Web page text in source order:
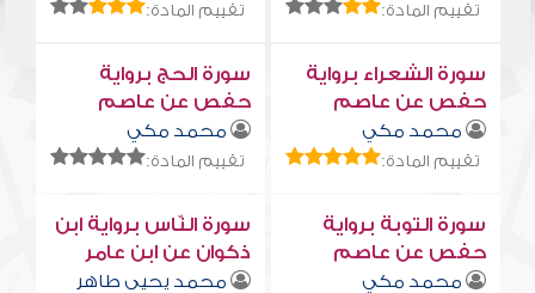
تقييم المادة: تقييم المادة:
سورة الشعراء برواية
حفص عن عاصم
محمد مكي
تقييم المادة:
سورة الحج برواية
حفص عن عاصم
محمد مكي
تقييم المادة:
سورة التوبة برواية
حفص عن عاصم
محمد مكي
سورة النّاس برواية ابن
ذكوان عن ابن عامر
محمد يحيى طاهر